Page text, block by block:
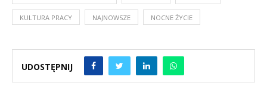
KULTURA PRACY NAJNOWSZE NOCNE ŻYCIE
UDOSTĘPNIJ